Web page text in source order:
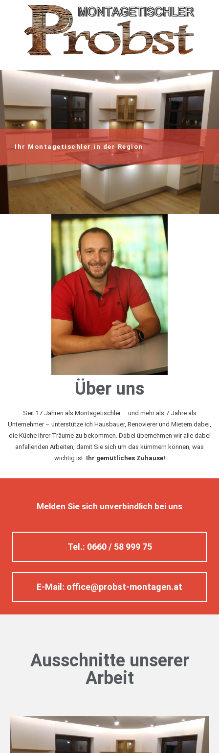
Ihr Montagetischler in der Region
Über uns
Seit 17 Jahren als Montagetischler – und mehr als 7 Jahre als
Unternehmer – unterstütze ich Hausbauer, Renovierer und Mietern dabei,
die Küche ihrer Träume zu bekommen. Dabei übernehmen wir alle dabei
anfallenden Arbeiten, damit Sie sich um das kümmern können, was
wichtig ist. Ihr gemütliches Zuhause!
Melden Sie sich unverbindlich bei uns
Tel.: 0660 / 58 999 75
E-Mail: office@probst-montagen.at
Ausschnitte unserer
Arbeit